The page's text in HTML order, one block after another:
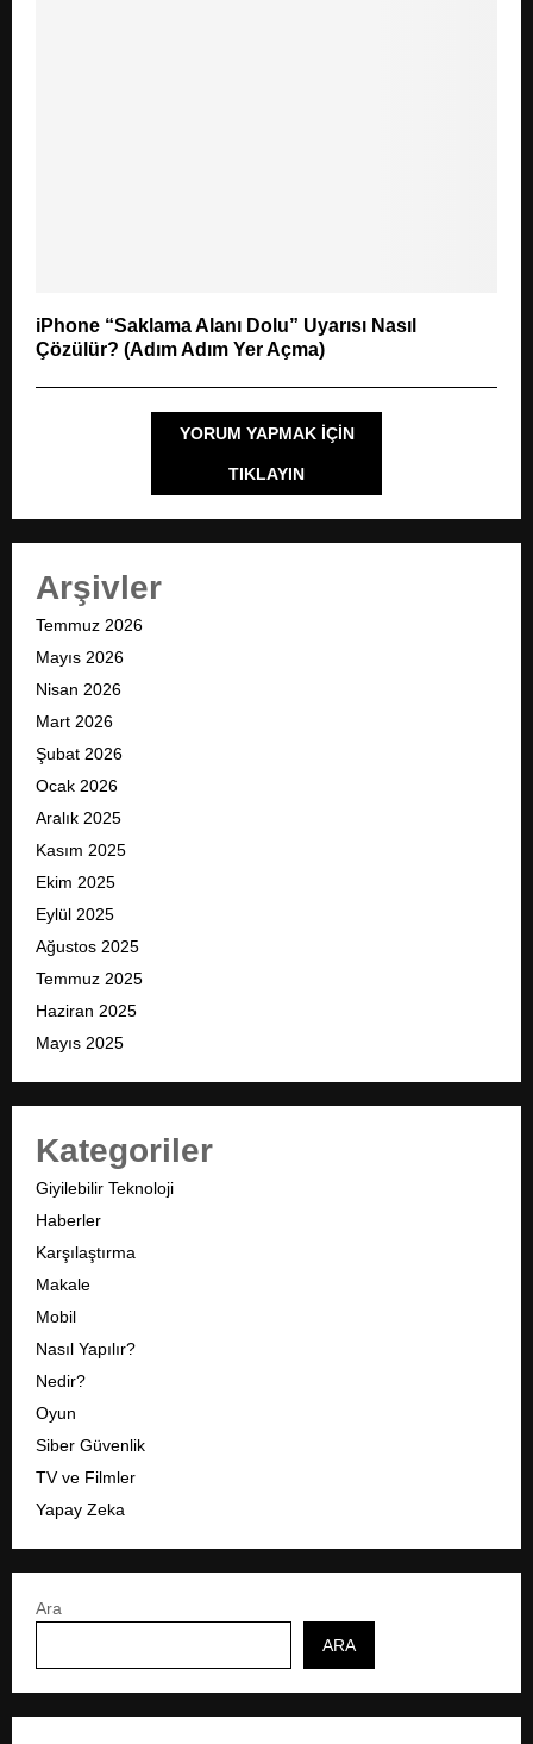
iPhone “Saklama Alanı Dolu” Uyarısı Nasıl
Çözülür? (Adım Adım Yer Açma)
YORUM YAPMAK IÇIN
TIKLAYIN
Arşivler
Temmuz 2026
Mayıs 2026
Nisan 2026
Mart 2026
Şubat 2026
Ocak 2026
Aralık 2025
Kasım 2025
Ekim 2025
Eylül 2025
Ağustos 2025
Temmuz 2025
Haziran 2025
Mayıs 2025
Kategoriler
Giyilebilir Teknoloji
Haberler
Karşılaştırma
Makale
Mobil
Nasıl Yapılır?
Nedir?
Oyun
Siber Güvenlik
TV ve Filmler
Yapay Zeka
Ara
ARA